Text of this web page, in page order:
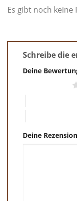
Es gibt noch keine
Schreibe die
Deine
Deine Rezension